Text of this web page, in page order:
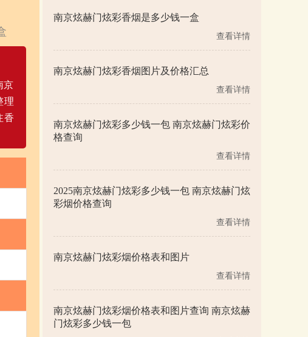
京
理
香
南京炫赫门炫彩香烟是多少钱一盒
查看详情
南京炫赫门炫彩香烟图片及价格汇总
查看详情
南京炫赫门炫彩多少钱一包 南京炫赫门炫彩价
格查询
查看详情
2025南京炫赫门炫彩多少钱一包 南京炫赫门炫
彩烟价格查询
查看详情
南京炫赫门炫彩烟价格表和图片
查看详情
南京炫赫门炫彩烟价格表和图片查询 南京炫赫
门炫彩多少钱一包